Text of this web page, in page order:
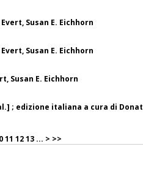
Susan E. Eichhorn
Susan E. Eichhorn
Susan E. Eichhorn
; edizione italiana a cura di
11 1213 ... > >>